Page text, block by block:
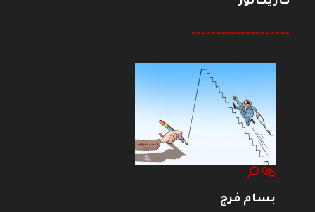
--------------------
بسام فرج